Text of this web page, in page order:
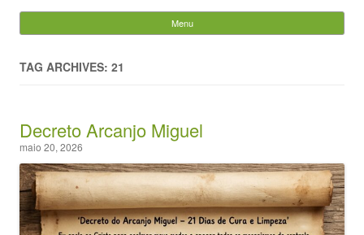
Evandro Legramonte
Menu
TAG ARCHIVES: 21
Decreto Arcanjo Miguel
maio 20, 2026